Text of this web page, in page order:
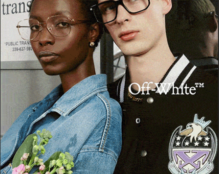
Cerca
Cerca
Facebook
Threads
Instagram
X YouTube